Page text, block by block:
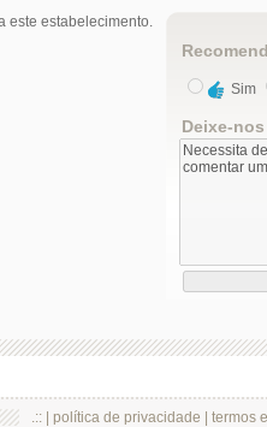
este estabelecimento.
Sim
Deixe-
.:: | política de privacidade termos